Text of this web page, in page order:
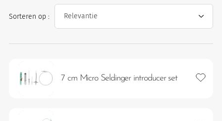
Sorteren op :
7 cm Micro Seldinger introducer set